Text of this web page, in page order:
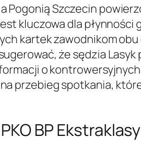
Pogonią Szczecin
kluczowa dla
kartek zawodnikom
że sędzia
o
przebieg spotkania,
BP Ekstraklasy